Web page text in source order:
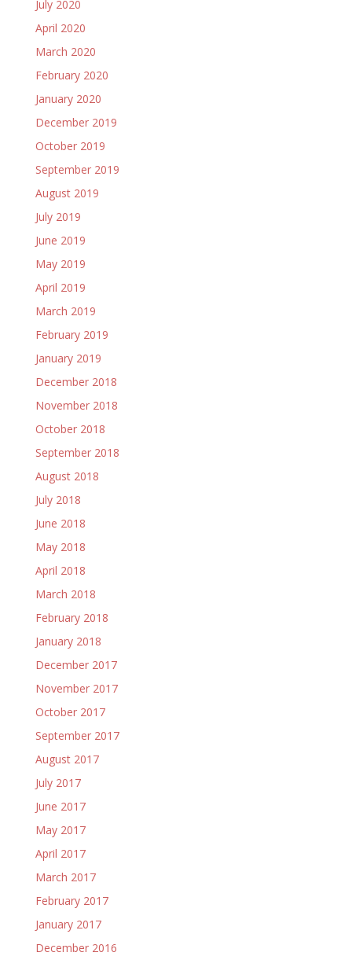
July 2020
April 2020
March 2020
February 2020
January 2020
December 2019
October 2019
September 2019
August 2019
July 2019
June 2019
May 2019
April 2019
March 2019
February 2019
January 2019
December 2018
November 2018
October 2018
September 2018
August 2018
July 2018
June 2018
May 2018
April 2018
March 2018
February 2018
January 2018
December 2017
November 2017
October 2017
September 2017
August 2017
July 2017
June 2017
May 2017
April 2017
March 2017
February 2017
January 2017
December 2016